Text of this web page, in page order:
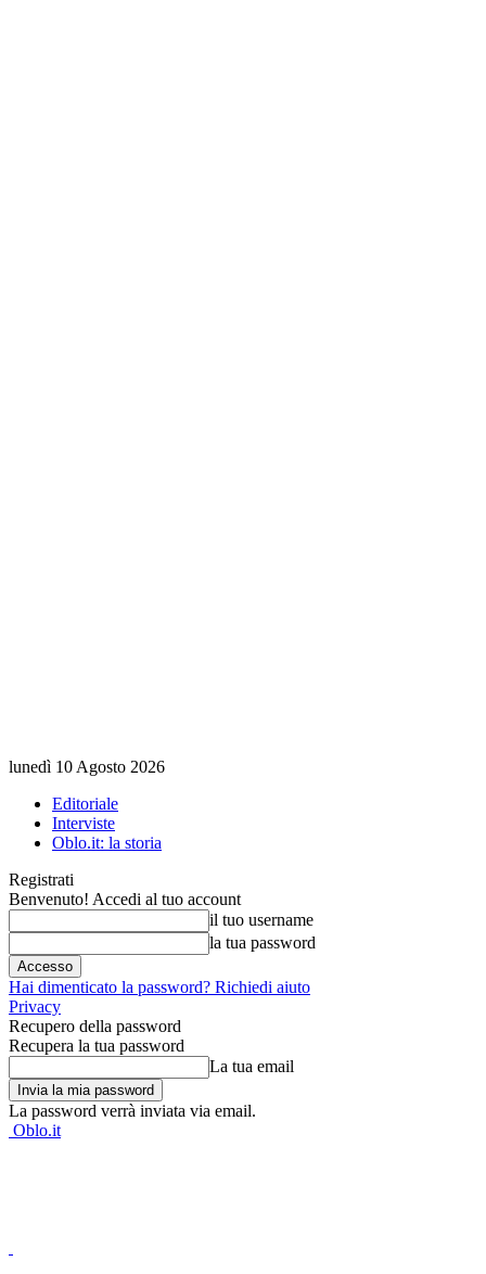
lunedì 10 Agosto 2026
Editoriale
Interviste
Oblo.it: la storia
Registrati
Benvenuto! Accedi al tuo account
il tuo username
la tua password
Hai dimenticato la password? Richiedi aiuto
Privacy
Recupero della password
Recupera la tua password
La tua email
La password verrà inviata via email.
Oblo.it